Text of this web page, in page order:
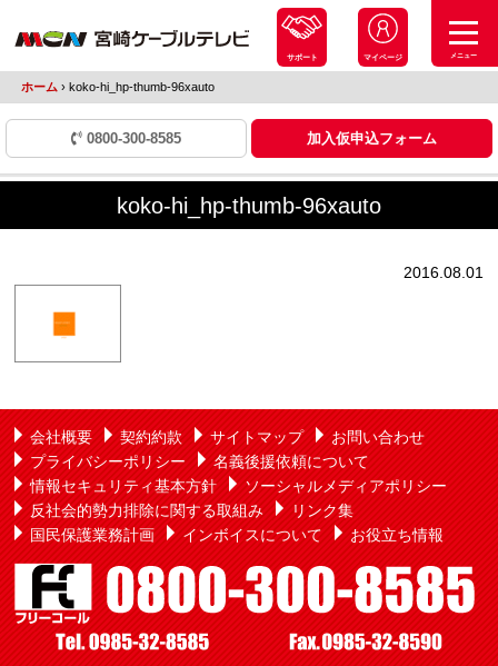
サポート マイページ メニュー
ホーム ›koko-hi_hp-thumb-96xauto
0800-300-8585 加入仮申込フォーム
koko-hi_hp-thumb-96xauto
2016.08.01
会社概要 契約約款 サイトマップ
お問い合わせ
プライバシーポリシー
名義後援依頼について
情報セキュリティ基本方針
ソーシャルメディアポリシー
反社会的勢力排除に関する取組み
リンク集
国民保護業務計画
インボイスについて お役立ち情報